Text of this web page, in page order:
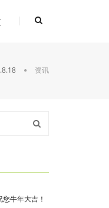
资讯
牛年大吉！